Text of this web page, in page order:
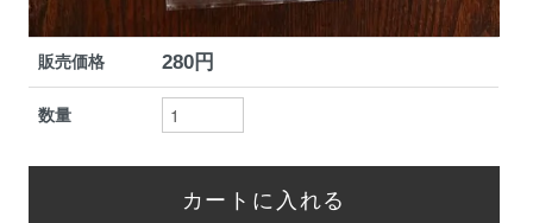
販売価格 280円
数量